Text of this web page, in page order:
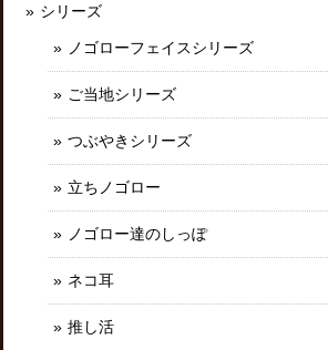
シリーズ
ノゴローフェイスシリーズ
ご当地シリーズ
つぶやきシリーズ
立ちノゴロー
ノゴロー達のしっぽ
ネコ耳
推し活